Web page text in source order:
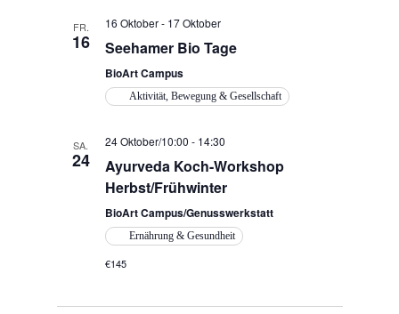
FR.
16
16 Oktober- 17 Oktober
Seehamer Bio Tage
BioArt Campus
Aktivität, Bewegung & Gesellschaft
SA.
24
24 Oktober/10:00 - 14:30
Ayurveda Koch-Workshop
Herbst/Frühwinter
BioArt Campus/Genusswerkstatt
Ernährung & Gesundheit
€145